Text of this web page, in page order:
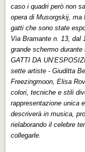
caso i quadri però non
opera di Musorgskij, ma
gatti che sono state
Via Bramante n. 13, dal
grande schermo
GATTI DA
sette artiste - Giuditta
Freezingmoon, Elisa
colori, tecniche e stili
rappresentazione unica
descriverà in musica,
rielaborando il celebre
collegarle.